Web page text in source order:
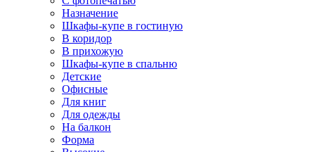
Назначение
Шкафы-купе в гостиную
В коридор
В прихожую
Шкафы-купе в спальню
Детские
Офисные
Для книг
Для одежды
На балкон
Форма